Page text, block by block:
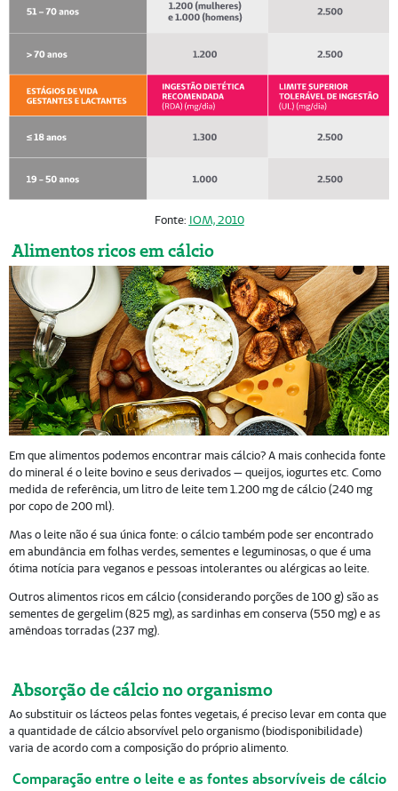
Fonte: IOM, 2010
Alimentos ricos em cálcio
Em que alimentos podemos encontrar mais cálcio? A mais conhecida fonte
do mineral é o leite bovino e seus derivados — queijos, iogurtes etc. Como
medida de referência, um litro de leite tem 1.200 mg de cálcio (240 mg
por copo de 200 ml).
Mas o leite não é sua única fonte: o cálcio também pode ser encontrado
em abundância em folhas verdes, sementes e leguminosas, o que é uma
ótima notícia para veganos e pessoas intolerantes ou alérgicas ao leite.
Outros alimentos ricos em cálcio (considerando porções de 100 g) são as
sementes de gergelim (825 mg), as sardinhas em conserva (550 mg) e as
amêndoas torradas (237 mg).
Absorção de cálcio no organismo
Ao substituir os lácteos pelas fontes vegetais, é preciso levar em conta que
a quantidade de cálcio absorvível pelo organismo (biodisponibilidade)
varia de acordo com a composição do próprio alimento.
Comparação entre o leite e as fontes absorvíveis de cálcio